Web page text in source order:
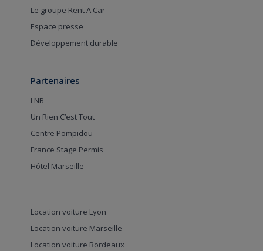
Le groupe Rent A Car
Espace presse
Développement durable
Partenaires
LNB
Un Rien C’est Tout
Centre Pompidou
France Stage Permis
Hôtel Marseille
Location voiture Lyon
Location voiture Marseille
Location voiture Bordeaux